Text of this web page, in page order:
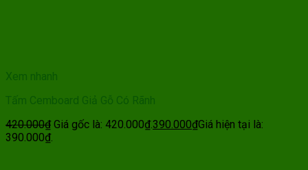
Xem nhanh
Tấm Cemboard Giả Gỗ Có Rãnh
420.000₫ Giá gốc là: 420.000₫.390.000₫Giá hiện tại là:
390.000₫.